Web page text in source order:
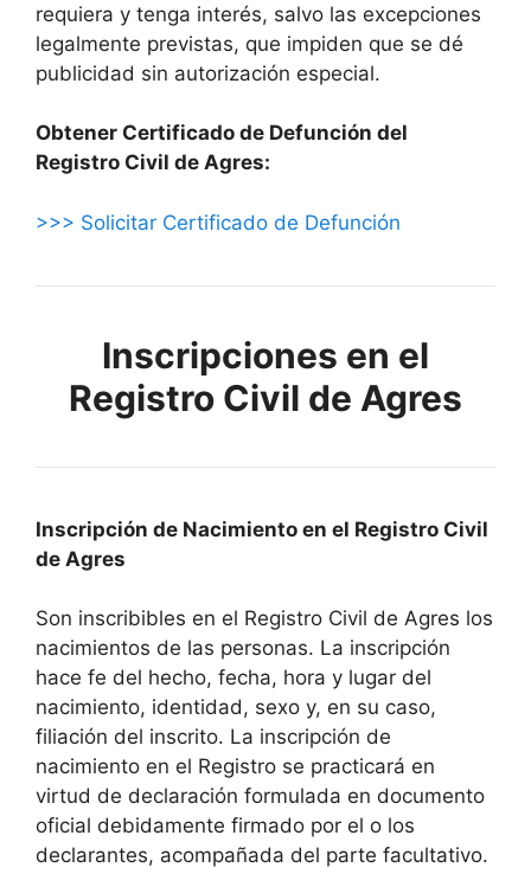
requiera y tenga interés, salvo las excepciones
legalmente previstas, que impiden que se dé
publicidad sin autorización especial.
Obtener Certificado de Defunción del
Registro Civil de Agres:
>>> Solicitar Certificado de Defunción
Inscripciones en el
Registro Civil de Agres
Inscripción de Nacimiento en el Registro Civil
de Agres
Son inscribibles en el Registro Civil de Agres los
nacimientos de las personas. La inscripción
hace fe del hecho, fecha, hora y lugar del
nacimiento, identidad, sexo y, en su caso,
filiación del inscrito. La inscripción de
nacimiento en el Registro se practicará en
virtud de declaración formulada en documento
oficial debidamente firmado por el o los
declarantes, acompañada del parte facultativo.